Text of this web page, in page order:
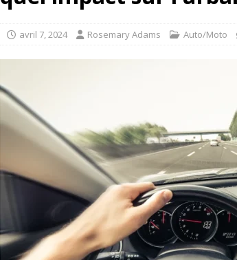
[ août 7, 2026 ] Cuivre bienfait : ce
avril 7, 2024 Rosemary Adams Auto/Moto